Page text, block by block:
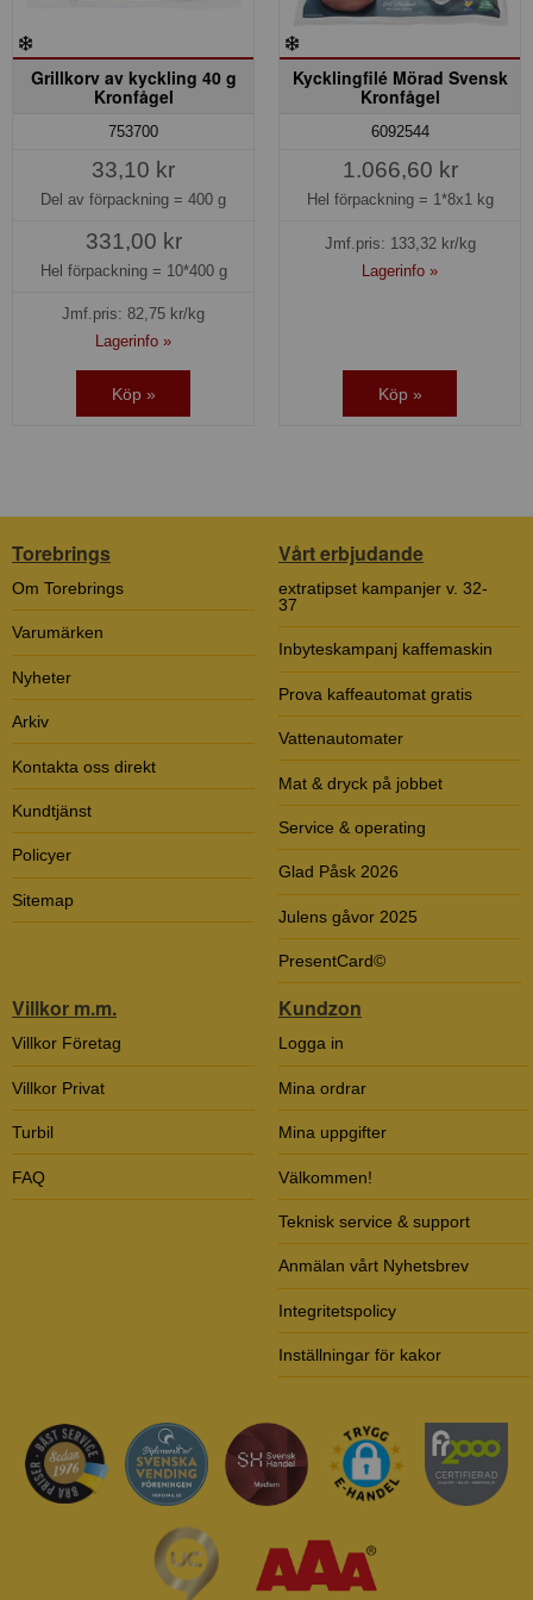
Grillkorv av kyckling 40 g
Kronfågel
753700
33,10 kr
Del av förpackning = 400 g
331,00 kr
Hel förpackning = 10*400 g
Jmf.pris: 82,75 kr/kg
Lagerinfo »
Köp »
Kycklingfilé Mörad Svensk
Kronfågel
6092544
1.066,60 kr
Hel förpackning = 1*8x1 kg
Jmf.pris: 133,32kr/kg
Lagerinfo »
Köp »
Torebrings
Om Torebrings
Varumärken
Nyheter
Arkiv
Kontakta oss direkt
Kundtjänst
Policyer
Sitemap
Vårt erbjudande
extratipset kampanjer v. 32-
37
Inbyteskampanj kaffemaskin
Prova kaffeautomat gratis
Vattenautomater
Mat & dryck på jobbet
Service & operating
Glad Påsk 2026
Julens gåvor 2025
PresentCard©
Villkor m.m.
Villkor Företag
Villkor Privat
Turbil
FAQ
Kundzon
Logga in
Mina ordrar
Mina uppgifter
Välkommen!
Teknisk service & support
Anmälan vårt Nyhetsbrev
Integritetspolicy
Inställningar för kakor